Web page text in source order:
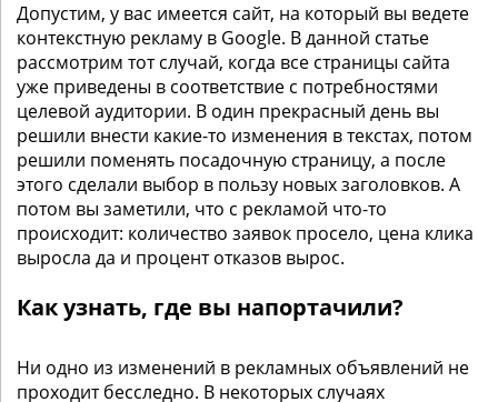
Допустим, у вас имеется сайт, на который вы ведете
контекстную рекламу в Google. В данной статье
рассмотрим тот случай, когда все страницы сайта
уже приведены в соответствие с потребностями
целевой аудитории. В один прекрасный день вы
решили внести какие-то изменения в текстах, потом
решили поменять посадочную страницу, а после
этого сделали выбор в пользу новых заголовков. А
потом вы заметили, что с рекламой что-то
происходит: количество заявок просело, цена клика
выросла да и процент отказов вырос.
Как узнать, где вы напортачили?
Ни одно из изменений в рекламных объявлений не
проходит бесследно. В некоторых случаях